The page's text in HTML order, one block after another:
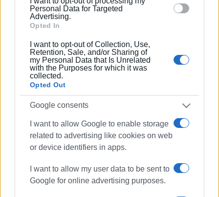
section.Personal Data for Targeted
Advertising.
Opted In
I want to opt-out of Collection, Use,
Retention, Sale, and/or Sharing of
my Personal Data that Is Unrelated
with the Purposes for which it was
collected.
Opted Out
Google consents
I want to allow Google to enable storage
related to advertising like cookies on web
or device identifiers in apps.
I want to allow my user data to be sent to
Google for online advertising purposes.
ΗΛΕΚΤΡΙΚΟ ΜΗΧΑΝΑΚΙ ΑΥΤΟΚΙΝΗΤΟ
Τροχαίο ατύχημα με τραυματισμό